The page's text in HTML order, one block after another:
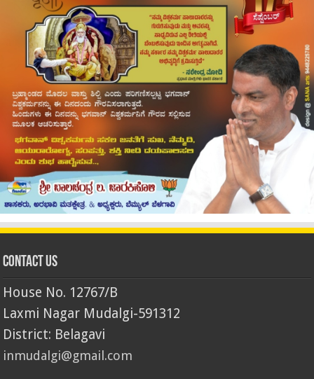
Contact Us
House No. 12767/B
Laxmi Nagar Mudalgi-591312
District: Belagavi
inmudalgi@gmail.com